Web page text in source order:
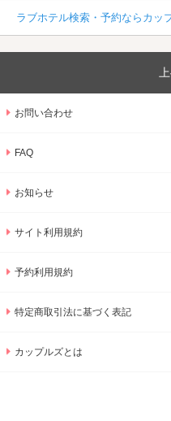
ラブホテル検索・予約ならカッ
お問い合わせ
FAQ
お知らせ
サイト利用規約
予約利用規約
特定商取引法に基づく表記
カップルズとは